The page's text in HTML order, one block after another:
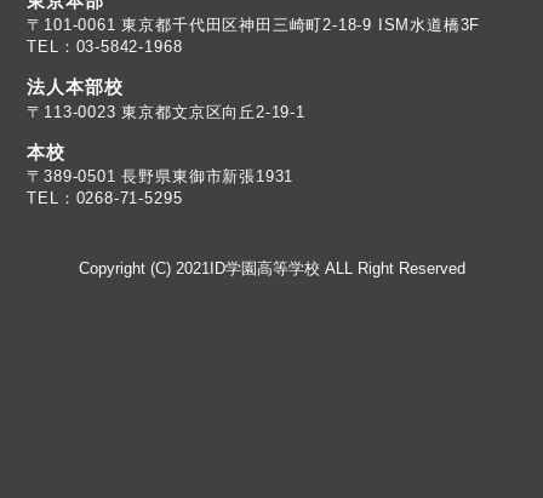
TEL：03-5842-1968
法人本部校
〒113-0023 東京都文京区向丘2-19-1
本校
TEL：0268-71-5295
Copyright (C) 2021ID学園高等学校 ALL Right Reserved